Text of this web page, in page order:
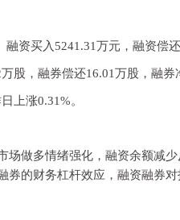
融资买入5241.31万元，融资偿
股，融券偿还16.01万股，融
上涨0.31%。
场做多情绪强化，融资余额减
券的财务杠杆效应，融资融券